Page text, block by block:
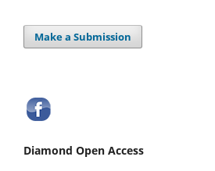
Make a Submission
Diamond Open Access